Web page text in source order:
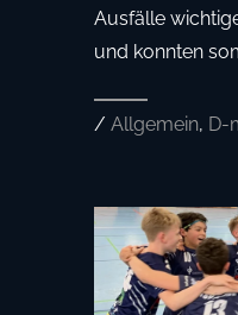
Ausfälle
und konnten
/ Allgemein, D-